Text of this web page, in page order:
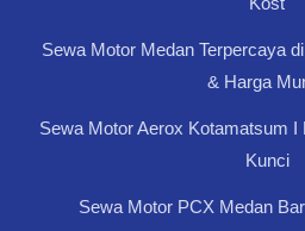
Sewa Motor Medan Terpercaya
& Harga
Sewa Motor Aerox Kotamatsum I
Kunci
Sewa Motor PCX Medan